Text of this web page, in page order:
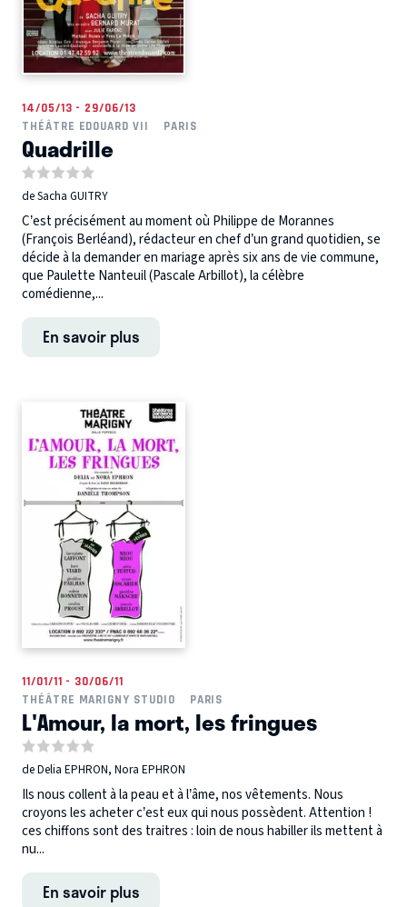
14/05/13 - 29/06/13
THÉÂTRE EDOUARD VII
PARIS
Quadrille
de Sacha GUITRY
C’est précisément au moment où Philippe de Morannes
(François Berléand), rédacteur en chef d’un grand quotidien, se
décide à la demander en mariage après six ans de vie commune,
que Paulette Nanteuil (Pascale Arbillot), la célèbre
comédienne,...
En savoir plus
11/01/11 - 30/06/11
THÉÂTRE MARIGNY STUDIO
PARIS
L'Amour, la mort, les fringues
de Delia EPHRON, Nora EPHRON
Ils nous collent à la peau et à l’âme, nos vêtements. Nous
croyons les acheter c’est eux qui nous possèdent. Attention !
ces chiffons sont des traitres : loin de nous habiller ils mettent à
nu...
En savoir plus